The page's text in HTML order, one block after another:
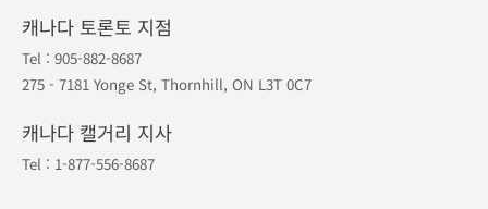
캐나다 토론토 지점
Tel : 905-882-8687
275 - 7181 Yonge St, Thornhill, ON L3T 0C7
캐나다 캘거리 지사
Tel : 1-877-556-8687